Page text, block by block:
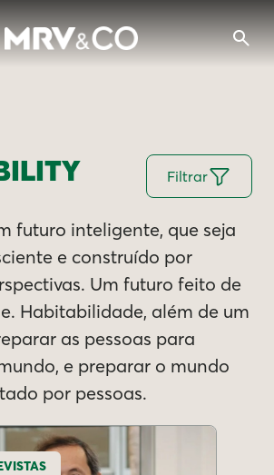
Filtrar
futuro inteligente, que seja
e construído por
Um futuro feito de
Habitabilidade, além de um
as pessoas para
e preparar o mundo
por pessoas.